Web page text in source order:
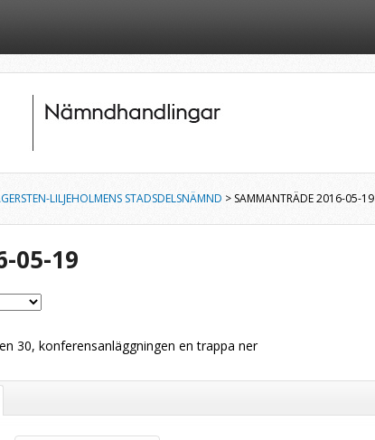
LILJEHOLMENS STADSDELSNÄMND > SAMMANTRÄDE 2016-05-19
05-19
30, konferensanläggningen en trappa ner